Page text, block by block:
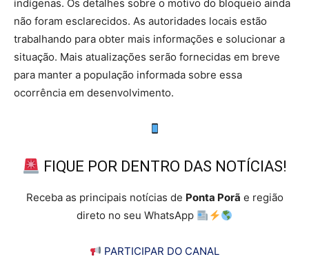
indígenas. Os detalhes sobre o motivo do bloqueio ainda
não foram esclarecidos. As autoridades locais estão
trabalhando para obter mais informações e solucionar a
situação. Mais atualizações serão fornecidas em breve
para manter a população informada sobre essa
ocorrência em desenvolvimento.
FIQUE POR DENTRO DAS NOTÍCIAS!
Receba as principais notícias de Ponta Porã e região
direto no seu WhatsApp
PARTICIPAR DO CANAL